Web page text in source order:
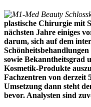
plastische Chirurgie mit
nächsten Jahre einiges
darum, sich auf dem
sowie Bekanntheitsgrad
Kosmetik-Produkte
Fachzentren von derzeit
Umsetzung dann steht
bevor. Analysten sind